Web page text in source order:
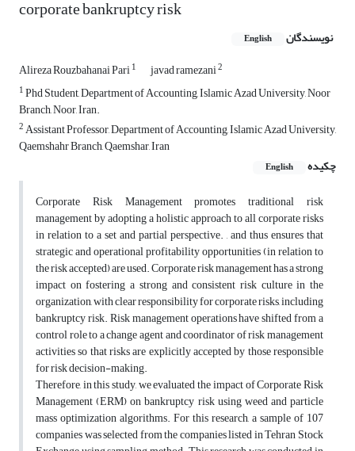
corporate bankruptcy risk
نویسندگان English
Alireza Rouzbahanai Pari1 javad ramezani2
1Phd Student, Department of Accounting, Islamic Azad University, Noor
Branch, Noor, Iran.
2Assistant Professor, Department of Accounting, Islamic Azad University,
Qaemshahr Branch, Qaemshar, Iran
چکیده
English
Corporate Risk Management promotes traditional risk
management by adopting a holistic approach to all corporate risks
in relation to a set and partial perspective. , and thus ensures that
strategic and operational profitability opportunities (in relation to
the risk accepted) are used. Corporate risk management has a strong
impact on fostering a strong and consistent risk culture in the
organization, with clear responsibility for corporate risks, including
bankruptcy risk. Risk management operations have shifted from a
control role to a change agent and coordinator of risk management
activities so that risks are explicitly accepted by those responsible
for risk decision-making.
Therefore, in this study, we evaluated the impact of Corporate Risk
Management (ERM) on bankruptcy risk using weed and particle
mass optimization algorithms. For this research, a sample of 107
companies was selected from the companies listed in Tehran Stock